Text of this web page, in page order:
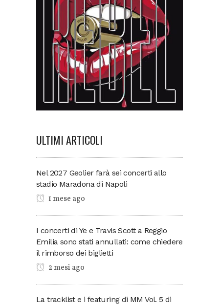
ULTIMI ARTICOLI
Nel 2027 Geolier farà sei concerti allo
stadio Maradona di Napoli
1 mese ago
I concerti di Ye e Travis Scott a Reggio
Emilia sono stati annullati: come chiedere
il rimborso dei biglietti
2 mesi ago
La tracklist e i featuring di MM Vol. 5 di